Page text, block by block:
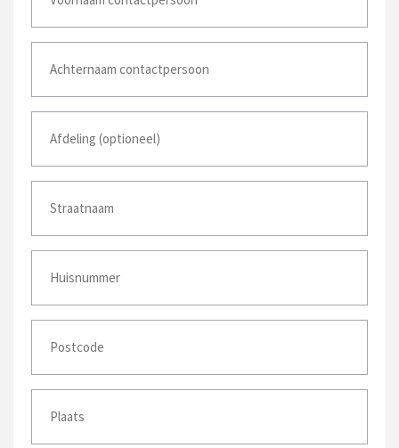
Voornaam
Voornaam
Straatnaam
Huisnummer
Postcode
Plaatsnaam